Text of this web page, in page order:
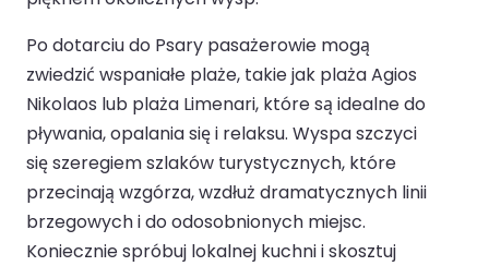
Po dotarciu do Psary pasażerowie mogą
zwiedzić wspaniałe plaże, takie jak plaża Agios
Nikolaos lub plaża Limenari, które są idealne do
pływania, opalania się i relaksu. Wyspa szczyci
się szeregiem szlaków turystycznych, które
przecinają wzgórza, wzdłuż dramatycznych linii
brzegowych i do odosobnionych miejsc.
Koniecznie spróbuj lokalnej kuchni i skosztuj